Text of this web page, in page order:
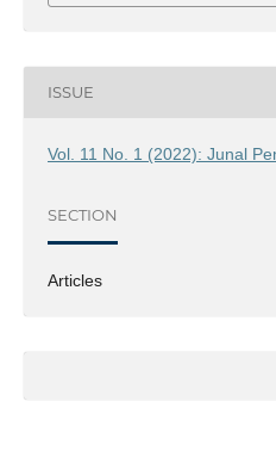
ISSUE
Vol. 11 No. 1 (2022): Junal
SECTION
Articles